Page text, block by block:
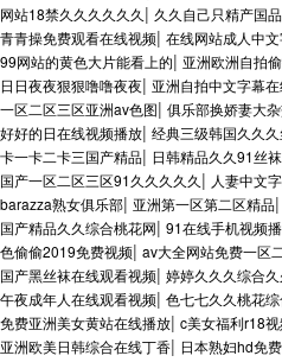
网站18禁久久久久久久| 久久自己只精产国品
青青操免费观看在线视频| 在线网站成人中
99网站的黄色大片能看上的| 亚洲欧洲自拍
日日夜夜狠狠噜噜夜夜| 亚洲自拍中文字幕
一区二区三区亚洲av色图| 俱乐部换娇妻大
好好的日在线视频播放| 经典三级韩国久久
卡一卡二卡三国产精品| 日韩精品久久91丝袜
国产一区二区三区91久久久久久| 人妻中文
barazza熟女俱乐部| 亚洲第一区第二区精品|
国产精品久久综合桃花网| 91在线手机视频
色偷偷2019免费视频| av大全网站免费一区
国产黑丝袜在线观看视频| 婷婷久久久综合久
午夜成年人在线观看视频| 色七七久久桃花
免费亚洲美女黄站在线播放| c美女福利r18
亚洲欧美日韩综合在线丁香| 日本熟妇hd免